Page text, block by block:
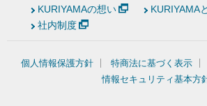
KURIYAMAの想い
KURIYAMA
社内制度
個人情報保護方針 特商法に基づく表示
情報セキュリティ基本方